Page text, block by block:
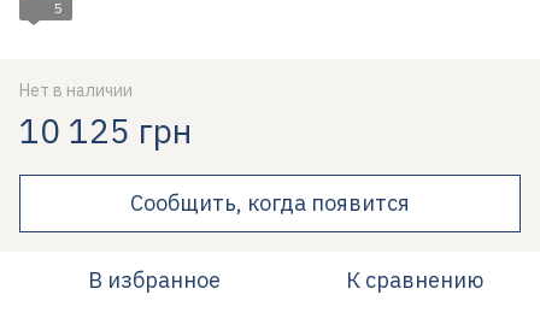
5
Нет в наличии
10 125 грн
Сообщить, когда появится
В избранное К сравнению